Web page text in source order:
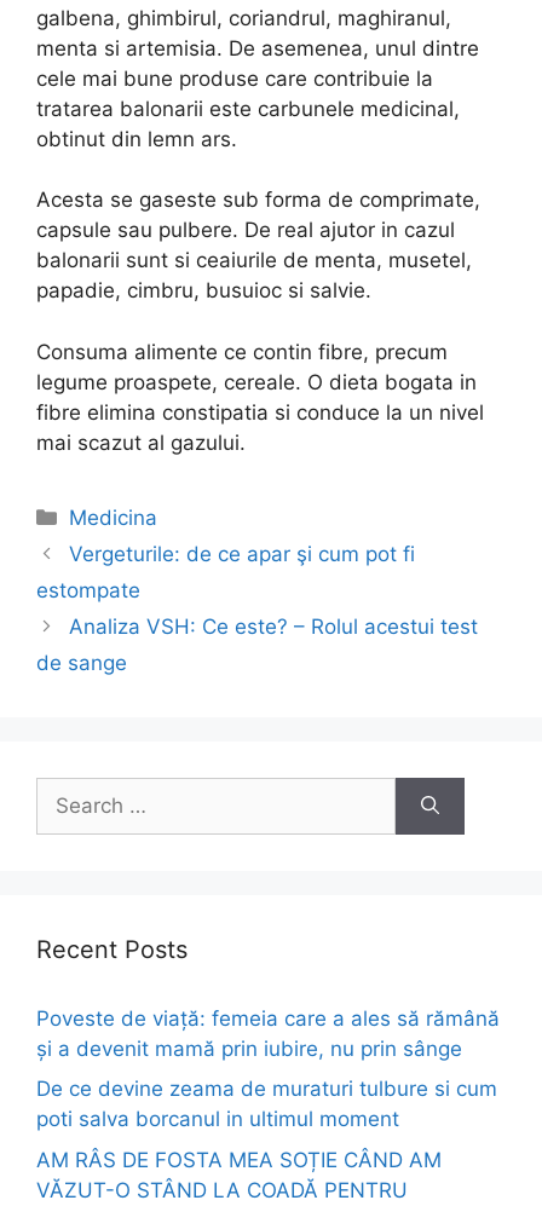
galbena, ghimbirul, coriandrul, maghiranul,
menta si artemisia. De asemenea, unul dintre
cele mai bune produse care contribuie la
tratarea balonarii este carbunele medicinal,
obtinut din lemn ars.
Acesta se gaseste sub forma de comprimate,
capsule sau pulbere. De real ajutor in cazul
balonarii sunt si ceaiurile de menta, musetel,
papadie, cimbru, busuioc si salvie.
Consuma alimente ce contin fibre, precum
legume proaspete, cereale. O dieta bogata in
fibre elimina constipatia si conduce la un nivel
mai scazut al gazului.
Categories
Medicina
Post
navigation
Vergeturile: de ce apar şi cum pot fi
estompate
Analiza VSH: Ce este? – Rolul acestui test
de sange
for:
Recent Posts
Poveste de viață: femeia care a ales să rămână
și a devenit mamă prin iubire, nu prin sânge
De ce devine zeama de muraturi tulbure si cum
poti salva borcanul in ultimul moment
AM RÂS DE FOSTA MEA SOȚIE CÂND AM
VĂZUT-O STÂND LA COADĂ PENTRU